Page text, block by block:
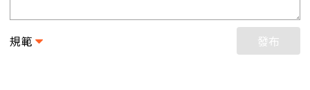
規範 發布